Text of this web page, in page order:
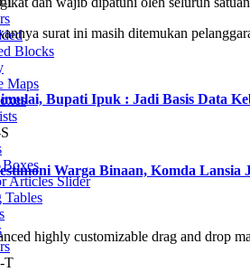
Blocks
Maps
Articles Slider
Tables
T
surat ini masih ditemukan
Bupati Ipuk : Jadi Basis Data
Warga Binaan, Komda
highly customizable drag and drop